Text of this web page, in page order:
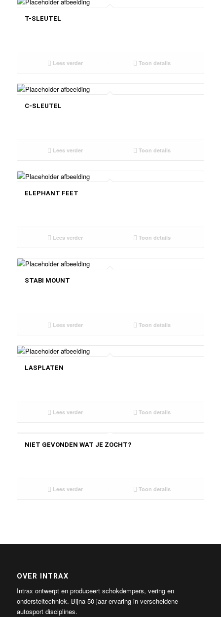
T-SLEUTEL
Lees verder Toon details
C-SLEUTEL
Lees verder Toon details
ELEPHANT FEET
Lees verder Toon details
STABI MOUNT
Lees verder Toon details
LASPLATEN
Lees verder Toon details
NIET GEVONDEN WAT JE ZOCHT?
Lees verder Toon details
OVER INTRAX
Intrax ontwerpt en produceert schokdempers, vering en
ondersteltechniek. Bijna 50 jaar ervaring in verscheidene
autosport disciplines.